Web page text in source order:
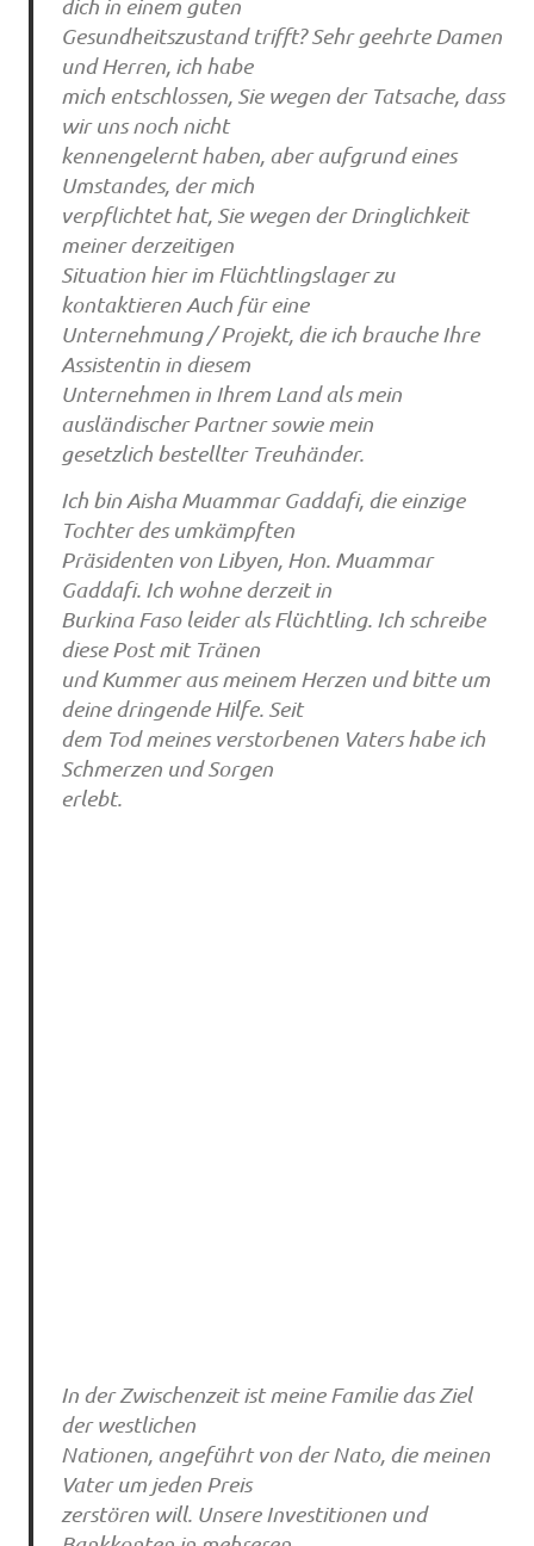
dich in einem guten
Gesundheitszustand trifft? Sehr geehrte Damen
und Herren, ich habe
mich entschlossen, Sie wegen der Tatsache, dass
wir uns noch nicht
kennengelernt haben, aber aufgrund eines
Umstandes, der mich
verpflichtet hat, Sie wegen der Dringlichkeit
meiner derzeitigen
Situation hier im Flüchtlingslager zu
kontaktieren Auch für eine
Unternehmung / Projekt, die ich brauche Ihre
Assistentin in diesem
Unternehmen in Ihrem Land als mein
ausländischer Partner sowie mein
gesetzlich bestellter Treuhänder.
Ich bin Aisha Muammar Gaddafi, die einzige
Tochter des umkämpften
Präsidenten von Libyen, Hon. Muammar
Gaddafi. Ich wohne derzeit in
Burkina Faso leider als Flüchtling. Ich schreibe
diese Post mit Tränen
und Kummer aus meinem Herzen und bitte um
deine dringende Hilfe. Seit
dem Tod meines verstorbenen Vaters habe ich
Schmerzen und Sorgen
erlebt.
In der Zwischenzeit ist meine Familie das Ziel
der westlichen
Nationen, angeführt von der Nato, die meinen
Vater um jeden Preis
zerstören will. Unsere Investitionen und